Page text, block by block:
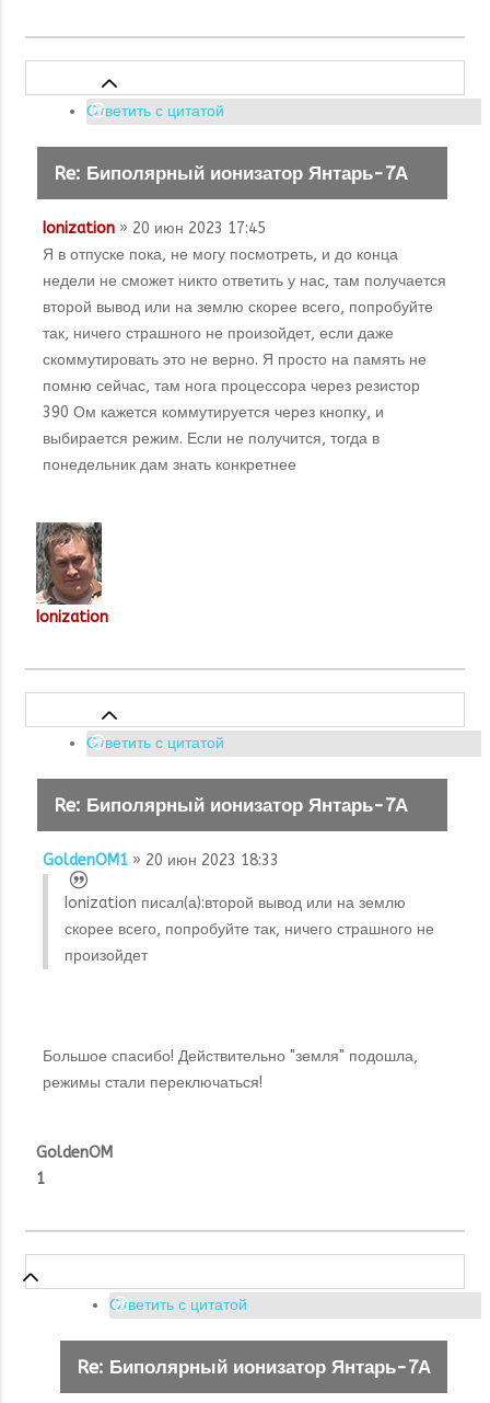
Ответить с цитатой
Re: Биполярный ионизатор Янтарь-7А
Ionization » 20 июн 2023 17:45
Я в отпуске пока, не могу посмотреть, и до конца
недели не сможет никто ответить у нас, там получается
второй вывод или на землю скорее всего, попробуйте
так, ничего страшного не произойдет, если даже
скоммутировать это не верно. Я просто на память не
помню сейчас, там нога процессора через резистор
390 Ом кажется коммутируется через кнопку, и
выбирается режим. Если не получится, тогда в
понедельник дам знать конкретнее
Ionization
Ответить с цитатой
Re: Биполярный ионизатор Янтарь-7А
GoldenOM1 » 20 июн 2023 18:33
Ionization писал(а):второй вывод или на землю
скорее всего, попробуйте так, ничего страшного не
произойдет
Большое спасибо! Действительно "земля" подошла,
режимы стали переключаться!
GoldenOM
1
Ответить с цитатой
Re: Биполярный ионизатор Янтарь-7А